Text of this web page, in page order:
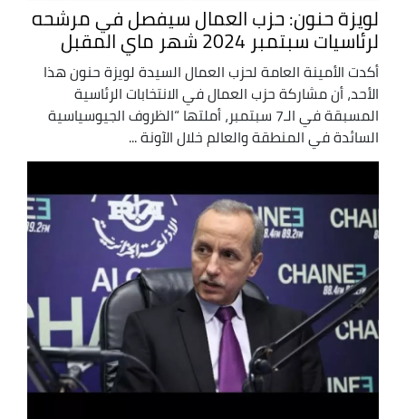
لويزة حنون: حزب العمال سيفصل في مرشحه
لرئاسيات سبتمبر 2024 شهر ماي المقبل
أكدت الأمينة العامة لحزب العمال السيدة لويزة حنون هذا
الأحد، أن مشاركة حزب العمال في الانتخابات الرئاسية
المسبقة في الـ7 سبتمبر، أملتها “الظروف الجيوسياسية
السائدة في المنطقة والعالم خلال الآونة ...